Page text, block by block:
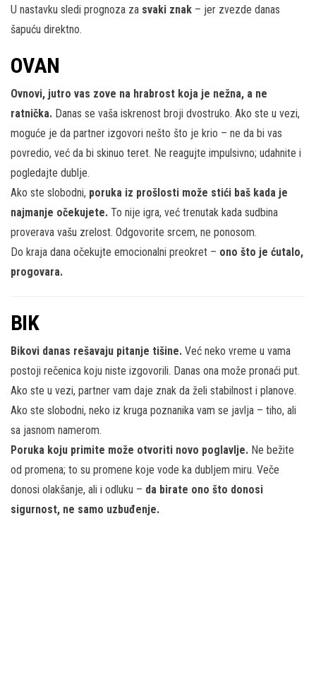
U nastavku sledi prognoza za svaki znak – jer zvezde danas
šapuću direktno.
OVAN
Ovnovi, jutro vas zove na hrabrost koja je nežna, a ne
ratnička. Danas se vaša iskrenost broji dvostruko. Ako ste u vezi,
moguće je da partner izgovori nešto što je krio – ne da bi vas
povredio, već da bi skinuo teret. Ne reagujte impulsivno; udahnite i
pogledajte dublje.
Ako ste slobodni, poruka iz prošlosti može stići baš kada je
najmanje očekujete. To nije igra, već trenutak kada sudbina
proverava vašu zrelost. Odgovorite srcem, ne ponosom.
Do kraja dana očekujte emocionalni preokret – ono što je ćutalo,
progovara.
BIK
Bikovi danas rešavaju pitanje tišine. Već neko vreme u vama
postoji rečenica koju niste izgovorili. Danas ona može pronaći put.
Ako ste u vezi, partner vam daje znak da želi stabilnost i planove.
Ako ste slobodni, neko iz kruga poznanika vam se javlja – tiho, ali
sa jasnom namerom.
Poruka koju primite može otvoriti novo poglavlje. Ne bežite
od promena; to su promene koje vode ka dubljem miru. Veče
donosi olakšanje, ali i odluku – da birate ono što donosi
sigurnost, ne samo uzbuđenje.